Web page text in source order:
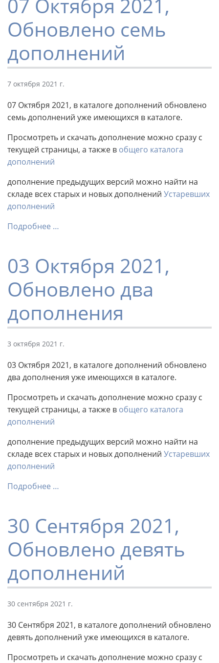
07 Октября 2021,
Обновлено семь
дополнений
7 октября 2021 г.
07 Октября 2021, в каталоге дополнений обновлено
семь дополнений уже имеющихся в каталоге.
Просмотреть и скачать дополнение можно сразу с
текущей страницы, а также в общего каталога
дополнений
дополнение предыдущих версий можно найти на
складе всех старых и новых дополнений Устаревших
дополнений
Подробнее …
03 Октября 2021,
Обновлено два
дополнения
3 октября 2021 г.
03 Октября 2021, в каталоге дополнений обновлено
два дополнения уже имеющихся в каталоге.
Просмотреть и скачать дополнение можно сразу с
текущей страницы, а также в общего каталога
дополнений
дополнение предыдущих версий можно найти на
складе всех старых и новых дополнений Устаревших
дополнений
Подробнее …
30 Сентября 2021,
Обновлено девять
дополнений
30 сентября 2021 г.
30 Сентября 2021, в каталоге дополнений обновлено
девять дополнений уже имеющихся в каталоге.
Просмотреть и скачать дополнение можно сразу с